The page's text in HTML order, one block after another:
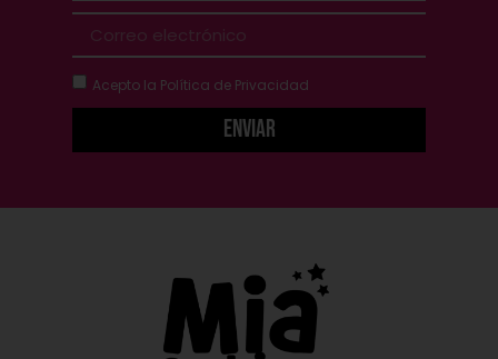
Acepto la Política de Privacidad
Enviar